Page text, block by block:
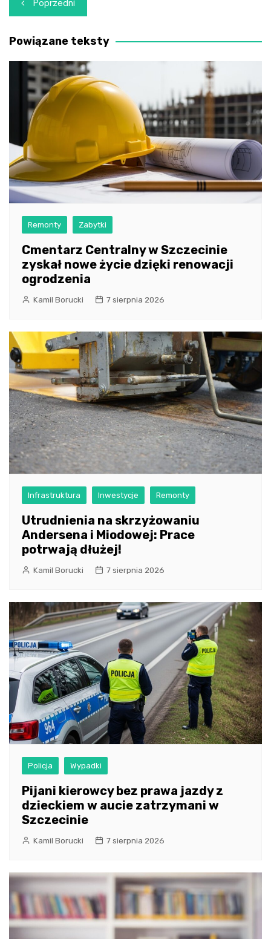
wpisu
Poprzedni
Powiązane teksty
Remonty Zabytki
Cmentarz Centralny w Szczecinie
zyskał nowe życie dzięki renowacji
ogrodzenia
Kamil Borucki 7 sierpnia 2026
Infrastruktura Inwestycje Remonty
Utrudnienia na skrzyżowaniu
Andersena i Miodowej: Prace
potrwają dłużej!
Kamil Borucki 7 sierpnia 2026
Policja Wypadki
Pijani kierowcy bez prawa jazdy z
dzieckiem w aucie zatrzymani w
Szczecinie
Kamil Borucki 7 sierpnia 2026